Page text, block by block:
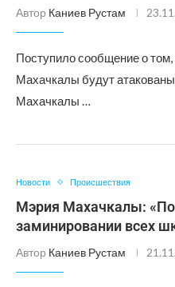
Автор Каниев Рустам
Поступило сообщение о
Махачкалы будут
Махачкалы …
Новости Происшествия
Мэрия Махачкалы:
заминировании всех
Автор Каниев Рустам